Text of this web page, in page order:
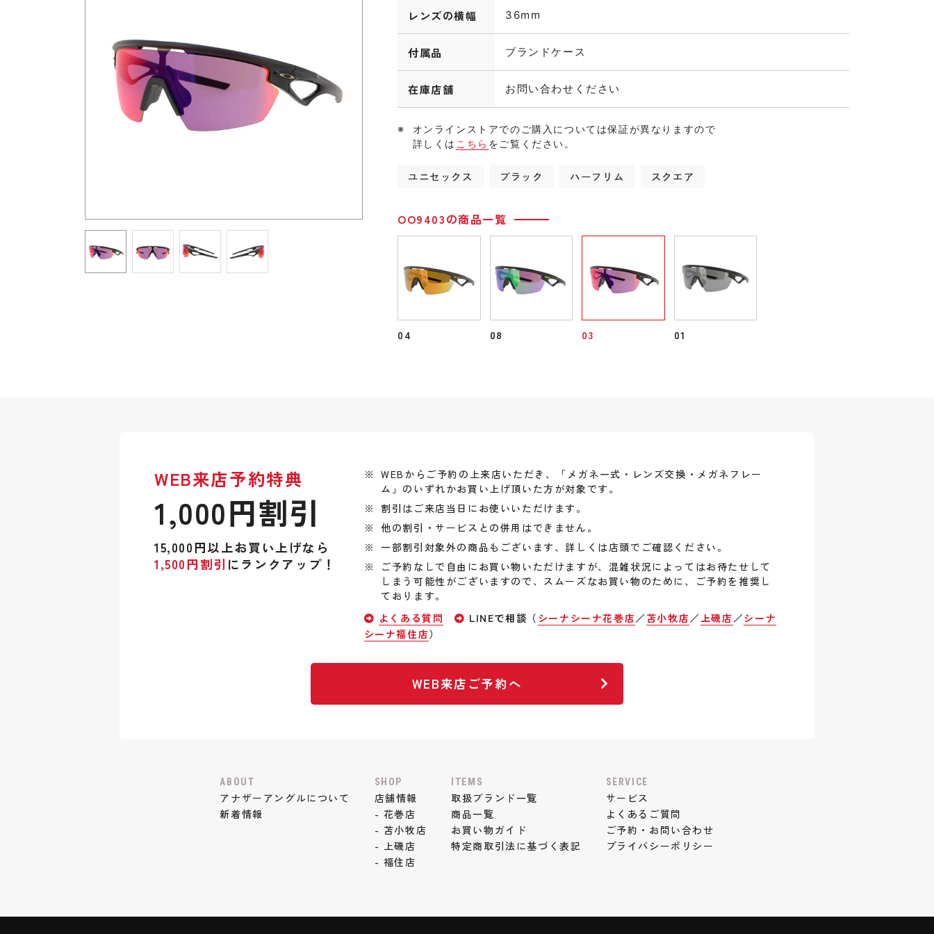
レンズの横幅 36mm
付属品 ブランドケース
在庫店舗 お問い合わせください
オンラインストアでのご購入については保証が異なりますので
詳しくは こちら をご覧ください。
ユニセックス ブラック ハーフリム スクエア
OO9403の商品一覧
04 08 03 01
WEB来店予約特典
1,000円割引
15,000円以上お買い上げなら
1,500円割引 にランクアップ！
WEBからご予約の上来店いただき、「メガネ一式・レンズ交換・メガネフレー
ム」のいずれかお買い上げ頂いた方が対象です。
割引はご来店当日にお使いいただけます。
他の割引・サービスとの併用はできません。
一部割引対象外の商品もございます、詳しくは店頭でご確認ください。
ご予約なしで自由にお買い物いただけますが、混雑状況によってはお待たせして
しまう可能性がございますので、スムーズなお買い物のために、ご予約を推奨し
ております。
よくある質問
LINEで相談（ シーナシーナ花巻店 ／ 苫小牧店 ／ 上磯店 ／シーナ
シーナ福住店）
WEB来店ご予約へ
ABOUT
アナザーアングルについて
新着情報
SHOP
店舗情報
- 花巻店
- 苫小牧店
- 上磯店
- 福住店
ITEMS
取扱ブランド一覧
商品一覧
お買い物ガイド
特定商取引法に基づく表記
SERVICE
サービス
よくあるご質問
ご予約・お問い合わせ
プライバシーポリシー